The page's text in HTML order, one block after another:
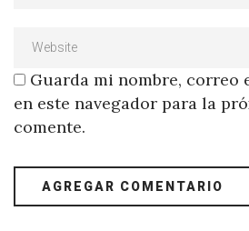
Guarda mi nombre, correo
en este navegador para la
comente.